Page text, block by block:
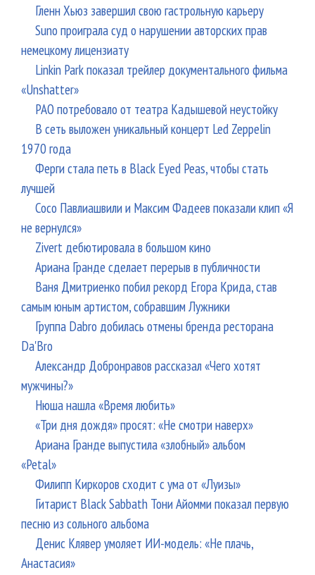
Гленн Хьюз завершил свою гастрольную карьеру
Suno проиграла суд о нарушении авторских прав
немецкому лицензиату
Linkin Park показал трейлер документального фильма
«Unshatter»
РАО потребовало от театра Кадышевой неустойку
В сеть выложен уникальный концерт Led Zeppelin
1970 года
Ферги стала петь в Black Eyed Peas, чтобы стать
лучшей
Сосо Павлиашвили и Максим Фадеев показали клип «Я
не вернулся»
Zivert дебютировала в большом кино
Ариана Гранде сделает перерыв в публичности
Ваня Дмитриенко побил рекорд Егора Крида, став
самым юным артистом, собравшим Лужники
Группа Dabro добилась отмены бренда ресторана
Da'Bro
Александр Добронравов рассказал «Чего хотят
мужчины?»
Нюша нашла «Время любить»
«Три дня дождя» просят: «Не смотри наверх»
Ариана Гранде выпустила «злобный» альбом
«Petal»
Филипп Киркоров сходит с ума от «Луизы»
Гитарист Black Sabbath Тони Айомми показал первую
песню из сольного альбома
Денис Клявер умоляет ИИ-модель: «Не плачь,
Анастасия»